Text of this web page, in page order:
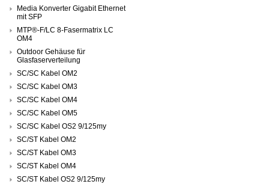
Media Konverter Gigabit Ethernet
mit SFP
MTP®-F/LC 8-Fasermatrix LC
OM4
Outdoor Gehäuse für
Glasfaserverteilung
SC/SC Kabel OM2
SC/SC Kabel OM3
SC/SC Kabel OM4
SC/SC Kabel OM5
SC/SC Kabel OS2 9/125my
SC/ST Kabel OM2
SC/ST Kabel OM3
SC/ST Kabel OM4
SC/ST Kabel OS2 9/125my